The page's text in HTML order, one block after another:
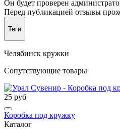
Он будет проверен
Перед публикацией отзывы
Теги
Челябинск кружки
Сопутствующие товары
25 руб
Коробка под кружку
Каталог